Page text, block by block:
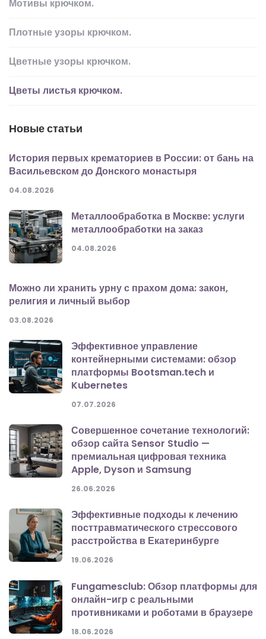
Мотивы крючком.
Плотные узоры крючком.
Цветные узоры крючком.
Цветы листья крючком.
Новые статьи
История первых крематориев в России: от бань на
Васильевском до Донского монастыря
04.08.2026
Металлообработка в Москве: услуги
металлообработки на заказ
04.08.2026
Можно ли хранить урну с прахом дома: закон,
религия и личный выбор
03.08.2026
Эффективное управление
контейнерными системами: обзор
платформы Bootsman.tech и
Kubernetes
07.07.2026
Совершенное сочетание технологий:
обзор сайта Sensor Studio —
премиальная цифровая техника
Apple, Dyson и Samsung
26.06.2026
Эффективные подходы к лечению
посттравматического стрессового
расстройства в Екатеринбурге
19.06.2026
Fungamesclub: Обзор платформы для
онлайн-игр с реальными
противниками и роботами в браузере
18.06.2026